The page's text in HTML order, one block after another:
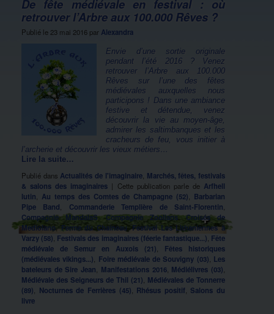
De fête médiévale en festival : où
retrouver l’Arbre aux 100.000 Rêves ?
Publié le 23 mai 2016 par Alexandra
Envie d’une sortie originale
pendant l’été 2016 ? Venez
retrouver l’Arbre aux 100.000
Rêves sur l’une des fêtes
médiévales auxquelles nous
participons ! Dans une ambiance
festive et détendue, venez
découvrir la vie au moyen-âge,
admirer les saltimbanques et les
cracheurs de feu, vous initier à
l’archerie et découvrir les vieux métiers…
Lire la suite…
Publié dans Actualités de l'imaginaire, Marchés, fêtes, festivals
& salons des imaginaires | Cette publication parle de Arfhell
lutin
Au temps des Comtes de Champagne (52)
Barbarian
Pipe Band
Commanderie Templière de Saint-Florentin
Compagnie MandalaS,Compagnie Zoolians,Croisés de
Mediolano ,Ferme du Chaîneau ,Festival Les Lithaniennes à
Varzy (58) Festivals des imaginaires (féerie fantastique...) Fête
médiévale de Semur en Auxois (21)
Fêtes historiques
(médiévales vikings...) Foire médiévale de Souvigny (03) Les
bateleurs de Sire Jean Manifestations 2016, Médiélivres (03)
Médiévale des Seigneurs de Thil (21) Médiévales de Tonnerre
(89)
Nocturnes de Ferrières (45) Rhésus positif Salons du
livre